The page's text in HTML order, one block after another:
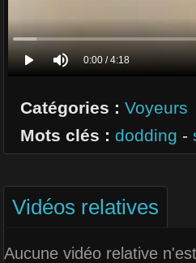
Catégories : Voyeurs
Mots clés : dodding -
Vidéos relatives
Aucune vidéo relative